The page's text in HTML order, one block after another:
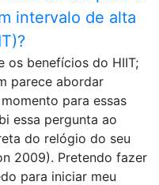
intervalo de alta
os benefícios do HIIT;
parece abordar
para essas
essa pergunta ao
do relógio do seu
2009). Pretendo fazer
para iniciar meu